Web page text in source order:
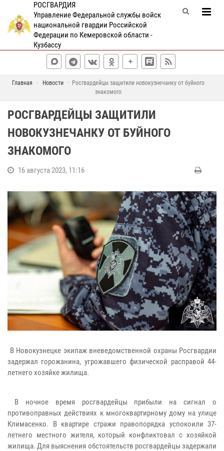
РОСГВАРДИЯ
Управление Федеральной службы войск
национальной гвардии Российской
Федерации по Кемеровской области -
Кузбассу
Главная Новости
Росгвардейцы защитили новокузнечанку от буйного
знакомого
РОСГВАРДЕЙЦЫ ЗАЩИТИЛИ
НОВОКУЗНЕЧАНКУ ОТ БУЙНОГО
ЗНАКОМОГО
16 августа 2023, 11:16
В Новокузнецке экипаж вневедомственной охраны Росгвардии
задержал горожанина, угрожавшего физической расправой 44-
летнего хозяйке жилища.
В ночное время росгвардейцы прибыли на сигнал о
противоправных действиях к многоквартирному дому на улице
Климасенко. В квартире стражи правопорядка успокоили 37-
летнего местного жителя, который конфликтовал с хозяйкой
жилища. Для выяснения обстоятельств росгвардейцы задержали